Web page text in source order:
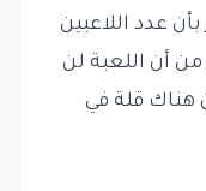
عدد اللاعبين
أن اللعبة لن
هناك قلة في